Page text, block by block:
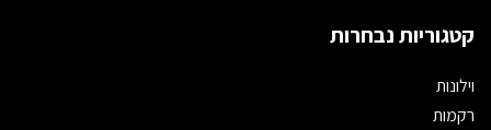
קטגוריות נבחרות
וילונות
רקמות